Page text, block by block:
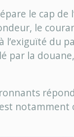
le cap
le
l’exiguïté du
par la